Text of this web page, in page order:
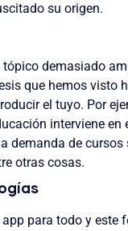
su origen.
tópico demasiado
que hemos visto
el tuyo. Por
interviene en
demanda de cursos
otras cosas.
para todo y este